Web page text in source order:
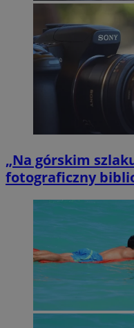
„Na górskim
fotograficzny